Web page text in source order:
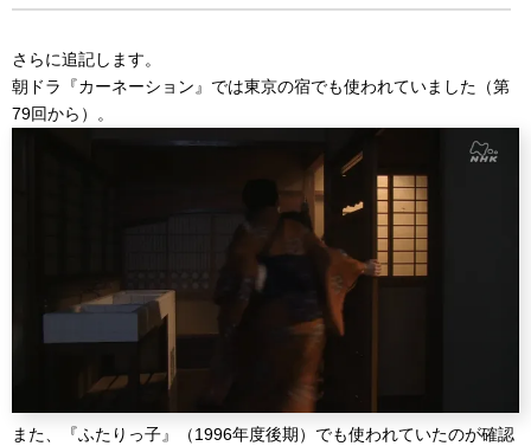
さらに追記します。
朝ドラ『カーネーション』では東京の宿でも使われていました（第
79回から）。
また、『ふたりっ子』（1996年度後期）でも使われていたのが確認